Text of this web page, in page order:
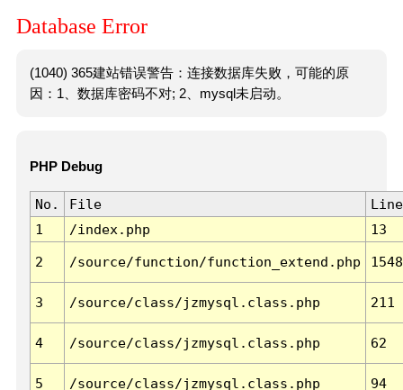
Database Error
(1040) 365建站错误警告：连接数据库失败，可能的原
因：1、数据库密码不对; 2、mysql未启动。
PHP Debug
No. File
Line
1
/index.php 13
2 /source/function/function_extend.php 1548
3 /source/class/jzmysql.class.php 211
4 /source/class/jzmysql.class.php 62
5 /source/class/jzmysql.class.php 94